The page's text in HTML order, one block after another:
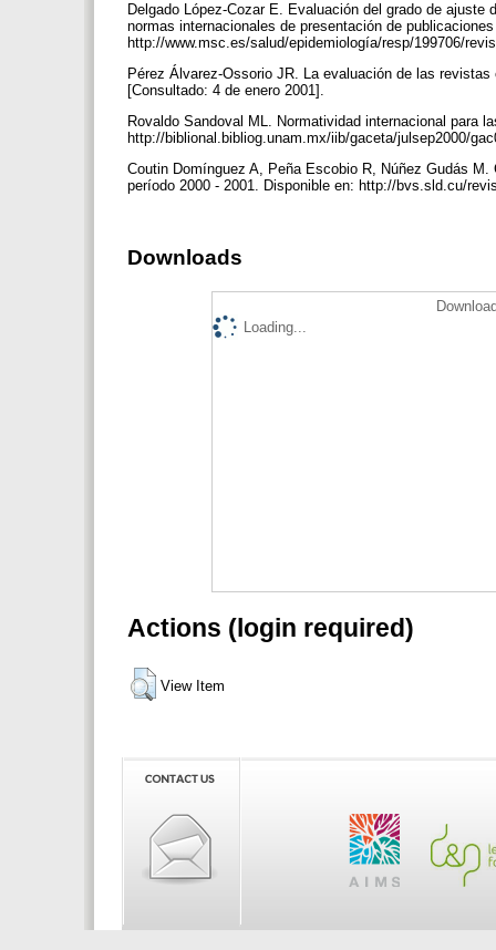
Delgado López-Cozar E. Evaluación del grado de
normas internacionales de presentación de
http://www.msc.es/salud/epidemiología/resp/199706/
Pérez Álvarez-Ossorio JR. La evaluación de las
[Consultado: 4 de enero 2001].
Rovaldo Sandoval ML. Normatividad internacional para
http://biblional.bibliog.unam.mx/iib/gaceta/julsep2000/
Coutin Domínguez A, Peña Escobio R, Núñez Gudás
período 2000 - 2001. Disponible en: http://bvs.sld.cu/
Downloads
Loading...
Actions (login required)
View Item